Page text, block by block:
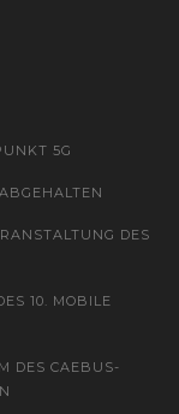
5G
DES
10. MOBILE
DES CAEBUS-